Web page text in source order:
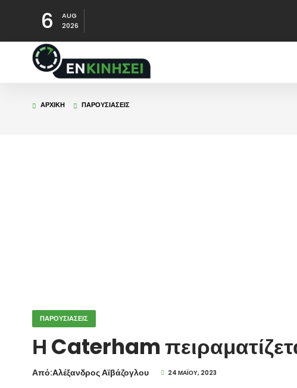
6
AUG
2026
ΑΡΧΙΚΉ ΠΑΡΟΥΣΙΑΣΕΙΣ
ΠΑΡΟΥΣΙΑΣΕΙΣ
Η Caterham
Από:Aλέξανδρος Αϊβάζογλου 24 ΜΑΪ́ΟΥ, 2023